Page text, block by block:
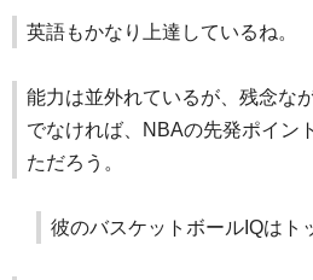
英語もかなり上達しているね。
能力は並外れているが、残念な
でなければ、NBAの先発ポイン
ただろう。
彼のバスケットボールIQはト